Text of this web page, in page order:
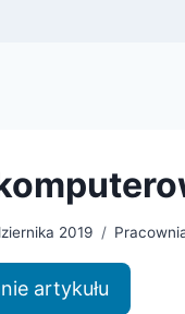
2019
artykułu